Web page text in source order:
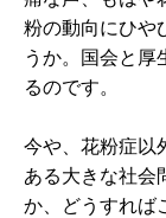
粉の動向にひや
うか。国会と厚
るのです。
今や、花粉症以
ある大きな社会
か、どうすれば